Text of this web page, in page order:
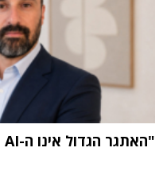
"האתגר הגדול אינו ה-AI אלא הטמעתה בארגון"